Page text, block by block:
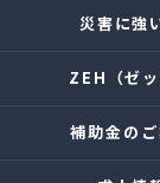
災害に強
ZEH（ゼッ
補助金の